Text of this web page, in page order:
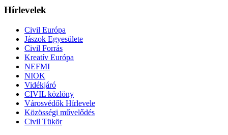
Hírlevelek
Civil Európa
Jászok Egyesülete
Civil Forrás
Kreatív Európa
NEFMI
NIOK
Vidékjáró
CIVIL közlöny
Városvédők Hírlevele
Közösségi művelődés
Civil Tükör